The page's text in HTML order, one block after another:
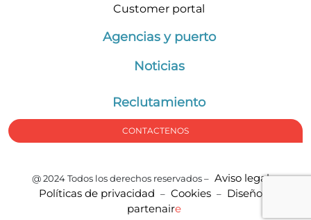
Customer portal
Agencias y puerto
Noticias
Reclutamiento
CONTACTENOS
@ 2024 Todos los derechos reservados – Aviso legal –
Políticas de privacidad – Cookies – Diseño
partenaire